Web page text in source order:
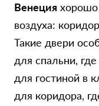
Венеция хорошо
воздуха:
Такие двери
для спальни,
для гостиной в
для коридора,